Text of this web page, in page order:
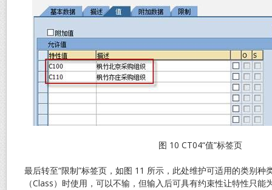
图 10 CT04“值”标签页
最后转至“限制”标签页，如图 11 所示，此处维护可适用的类别种
（Class）时使用，可以不输，但输入后可具有约束性让特性只能